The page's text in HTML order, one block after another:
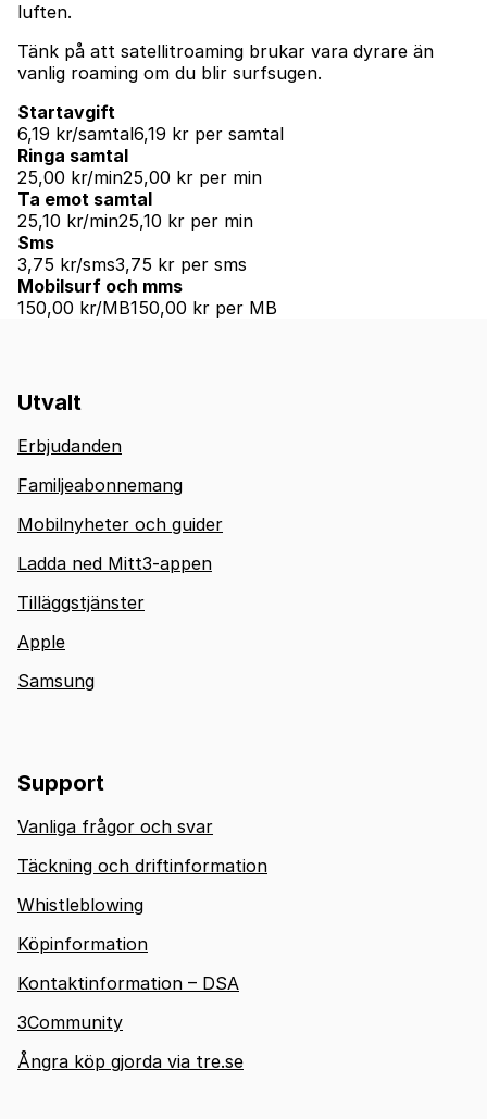
luften.
Tänk på att satellitroaming brukar vara dyrare än
vanlig roaming om du blir surfsugen.
Startavgift
6,19 kr/samtal6,19 kr per samtal
Ringa samtal
25,00 kr/min25,00 kr per min
Ta emot samtal
25,10 kr/min25,10 kr per min
Sms
3,75 kr/sms3,75 kr per sms
Mobilsurf och mms
150,00 kr/MB150,00 kr per MB
Utvalt
Erbjudanden
Familjeabonnemang
Mobilnyheter och guider
Ladda ned Mitt3-appen
Tilläggstjänster
Apple
Samsung
Support
Vanliga frågor och svar
Täckning och driftinformation
Whistleblowing
Köpinformation
Kontaktinformation – DSA
3Community
Ångra köp gjorda via tre.se